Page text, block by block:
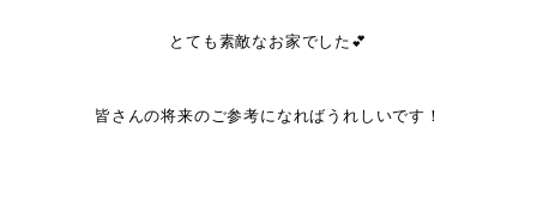
とても素敵なお家でした💕
皆さんの将来のご参考になればうれしいです！